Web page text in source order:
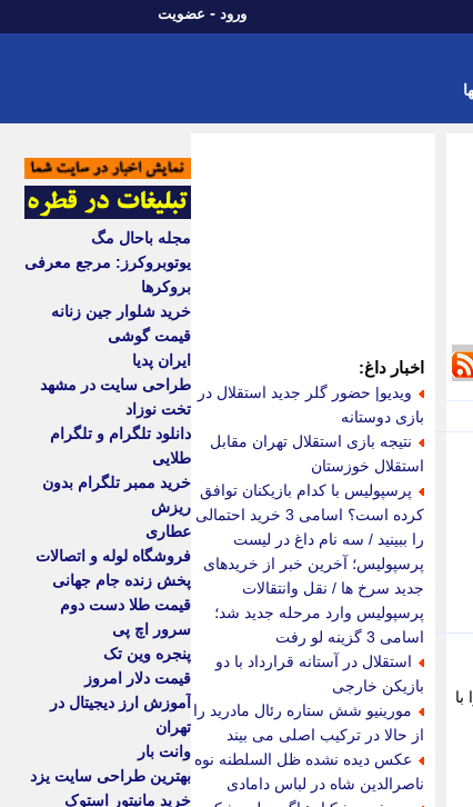
ورود - عضویت
اخبار داغ:
ویدیو| حضور گلر جدید استقلال در
بازی دوستانه
نتیجه بازی استقلال تهران مقابل
استقلال خوزستان
پرسپولیس با کدام بازیکنان توافق
کرده است؟ اسامی 3 خرید احتمالی
را ببینید / سه نام داغ در لیست
پرسپولیس؛ آخرین خبر از خریدهای
جدید سرخ ها / نقل وانتقالات
پرسپولیس وارد مرحله جدید شد؛
اسامی 3 گزینه لو رفت
استقلال در آستانه قرارداد با دو
بازیکن خارجی
مورینیو شش ستاره رئال مادرید را
از حالا در ترکیب اصلی می بیند
عکس دیده نشده ظل السلطنه نوه
ناصرالدین شاه در لباس دامادی
مجله باحال مگ
یوتوبروکرز: مرجع معرفی
بروکرها
خرید شلوار جین زنانه
قیمت گوشی
ایران پدیا
طراحی سایت در مشهد
تخت نوزاد
دانلود تلگرام و تلگرام
طلایی
خرید ممبر تلگرام بدون
ریزش
عطاری
فروشگاه لوله و اتصالات
پخش زنده جام جهانی
قیمت طلا دست دوم
سرور اچ پی
پنجره وین تک
قیمت دلار امروز
آموزش ارز دیجیتال در
تهران
وانت بار
بهترین طراحی سایت یزد
خرید مانیتور استوک